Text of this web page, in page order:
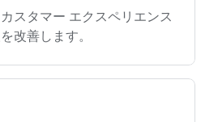
スタマー エクスペリエンス
改善します。